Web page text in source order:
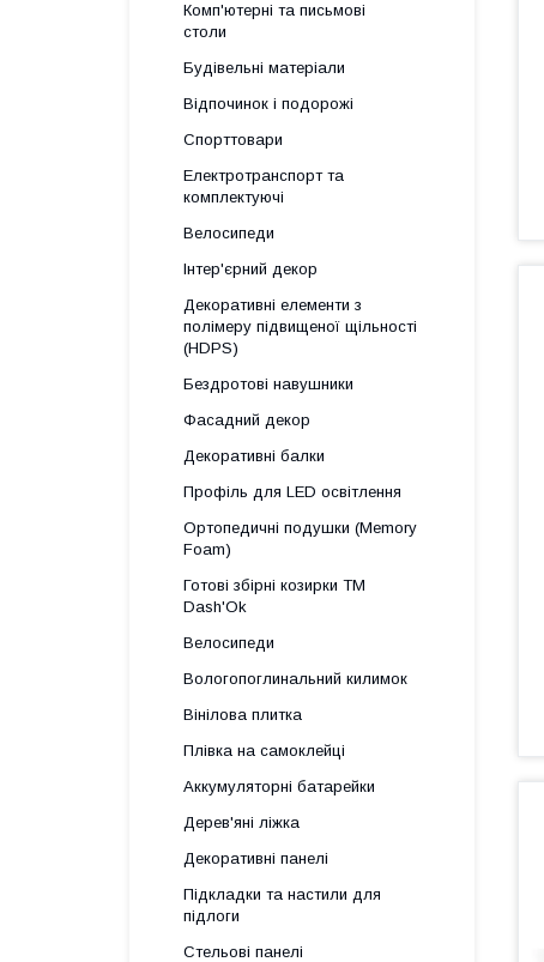
Комп'ютерні та письмові
столи
Будівельні матеріали
Відпочинок і подорожі
Спорттовари
Електротранспорт та
комплектуючі
Велосипеди
Інтер'єрний декор
Декоративні елементи з
полімеру підвищеної щільності
(HDPS)
Бездротові навушники
Фасадний декор
Декоративні балки
Профіль для LED освітлення
Ортопедичні подушки (Memory
Foam)
Готові збірні козирки ТМ
Dash'Ok
Велосипеди
Вологопоглинальний килимок
Вінілова плитка
Плівка на самоклейці
Аккумуляторні батарейки
Дерев'яні ліжка
Декоративні панелі
Підкладки та настили для
підлоги
Стельові панелі